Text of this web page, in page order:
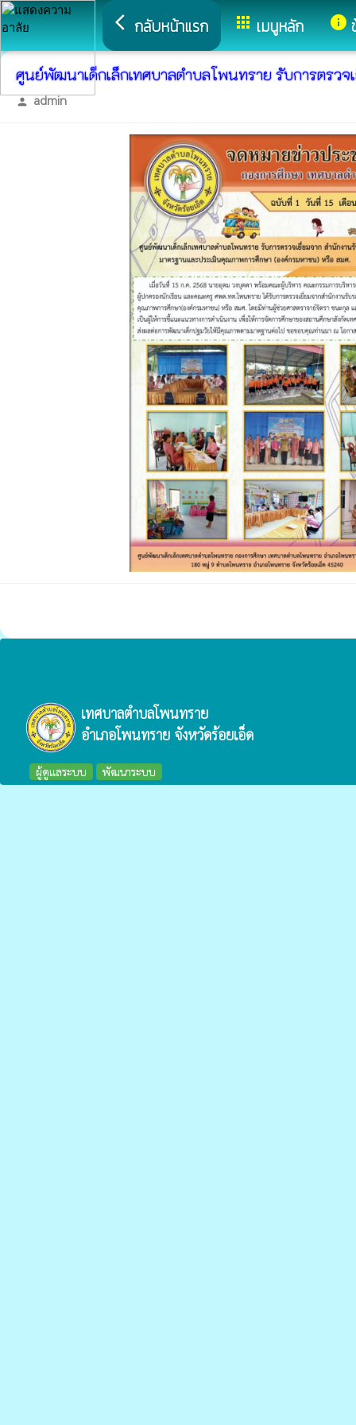
arrow_back_ios กลับหน้าแรก appsเมนูหลัก info
ศูนย์พัฒนาเด็กเล็กเทศบาลตำบลโพนทราย รับการตรว
person admin
เทศบาลตำบลโพนทราย
อำเภอโพนทราย จังหวัดร้อยเอ็ด
ผู้ดูแลระบบ พัฒนาระบบ